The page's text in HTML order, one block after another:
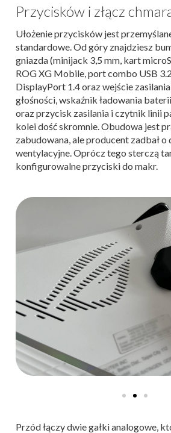
Przycisków i złącz
Ułożenie przycisków jest
standardowe. Od góry znajdziesz
gniazda (minijack 3,5 mm, kart
ROG XG Mobile, port combo USB
DisplayPort 1.4 oraz wejście
głośności, wskaźnik ładowania
oraz przycisk zasilania i czytnik linii
kolei dość skromnie. Obudowa jest
zabudowana, ale producent zadbał
wentylacyjne. Oprócz tego sterczą
konfigurowalne przyciski do makr.
Przód łączy dwie gałki analogowe,